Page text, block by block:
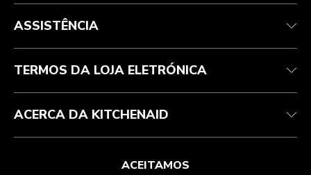
Health Check
Atendimento ao cliente
Acompanhar a sua encomenda
Garantia e documentos
Perguntas frequentes
Termos e condições
Envio e entrega
Devoluções e reembolsos
Marca
ODR
A marca
A nossa história
ASSISTÊNCIA
TERMOS DA LOJA ELETRÓNICA
ACERCA DA KITCHENAID
ACEITAMOS